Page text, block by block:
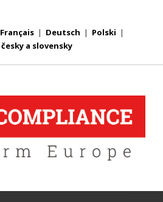
Français | Deutsch | Polski |
česky a slovensky